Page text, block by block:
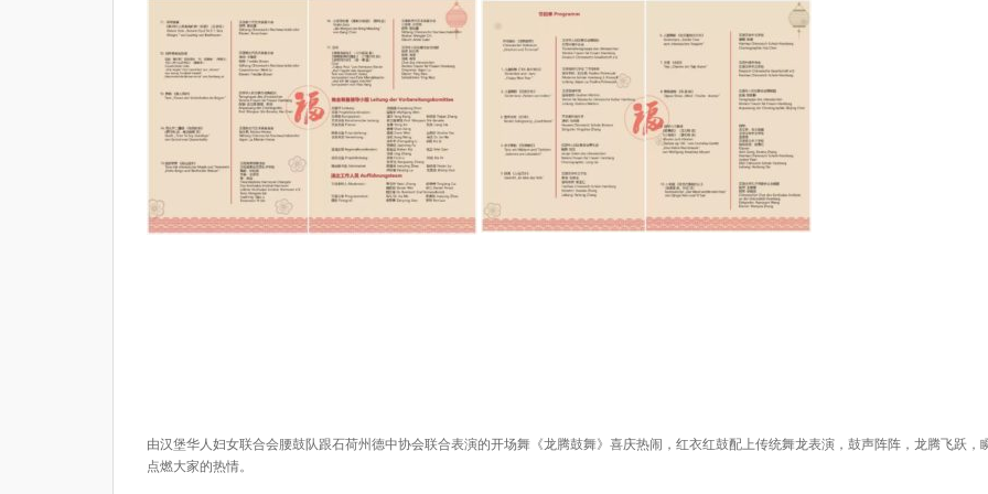
由汉堡华人妇女联合会腰鼓队跟石荷州德中协会联合表演的开场舞《龙腾鼓舞》喜庆热闹，红衣红鼓配上传统舞龙表演，鼓声阵阵，龙腾飞跃，
点燃大家的热情。